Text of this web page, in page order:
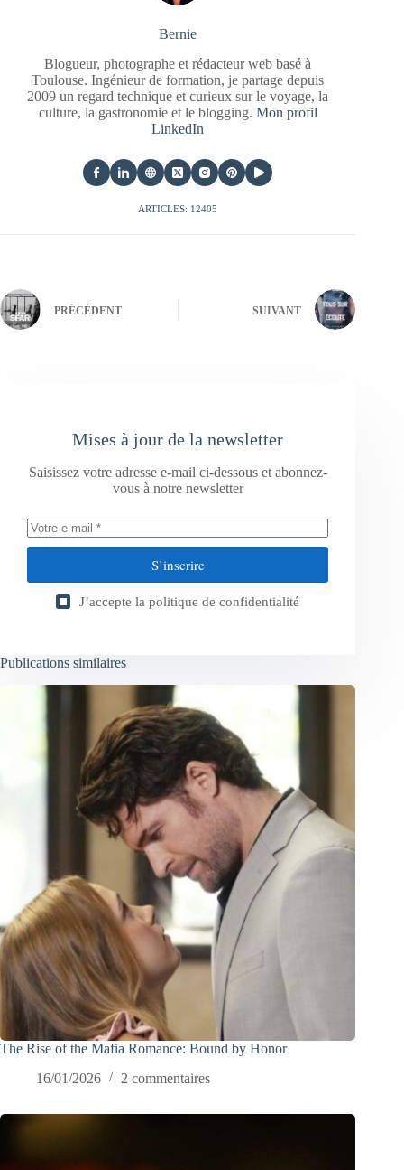
Bernie
Blogueur, photographe et rédacteur web basé à
Toulouse. Ingénieur de formation, je partage depuis
2009 un regard technique et curieux sur le voyage, la
culture, la gastronomie et le blogging. Mon profil
LinkedIn
ARTICLES: 12405
PRÉCÉDENT SUIVANT
Mises à jour de la newsletter
Saisissez votre adresse e-mail ci-dessous et abonnez-
vous à notre newsletter
S’inscrire
J’accepte la politique de confidentialité
Publications similaires
The Rise of the Mafia Romance: Bound by Honor
16/01/2026
2 commentaires